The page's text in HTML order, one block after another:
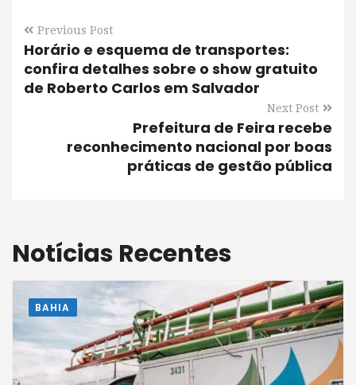
Previous Post
Horário e esquema de transportes:
confira detalhes sobre o show gratuito
de Roberto Carlos em Salvador
Next Post
Prefeitura de Feira recebe
reconhecimento nacional por boas
práticas de gestão pública
Notícias Recentes
BAHIA